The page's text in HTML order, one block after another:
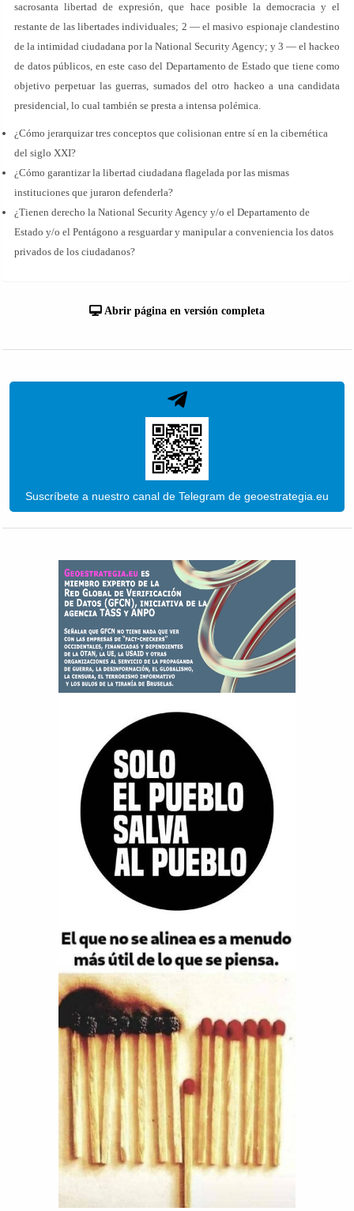
sacrosanta libertad de expresión, que hace posible la democracia y el
restante de las libertades individuales; 2 — el masivo espionaje clandestino
de la intimidad ciudadana por la National Security Agency; y 3 — el hackeo
de datos públicos, en este caso del Departamento de Estado que tiene como
objetivo perpetuar las guerras, sumados del otro hackeo a una candidata
presidencial, lo cual también se presta a intensa polémica.
¿Cómo jerarquizar tres conceptos que colisionan entre sí en la cibernética
del siglo XXI?
¿Cómo garantizar la libertad ciudadana flagelada por las mismas
instituciones que juraron defenderla?
¿Tienen derecho la National Security Agency y/o el Departamento de
Estado y/o el Pentágono a resguardar y manipular a conveniencia los datos
privados de los ciudadanos?
Abrir página en versión completa
Suscríbete a nuestro canal de Telegram de geoestrategia.eu